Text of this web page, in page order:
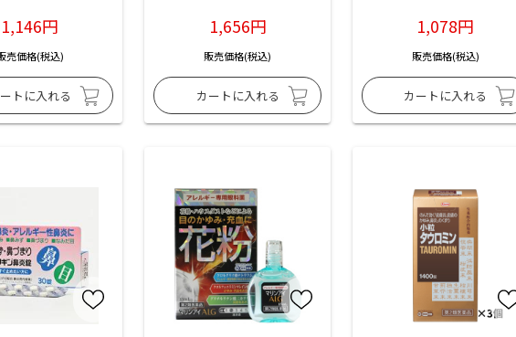
1,146円
売価格(税込)
1,656円
販売価格(税込)
1,078円
販売価格(税込)